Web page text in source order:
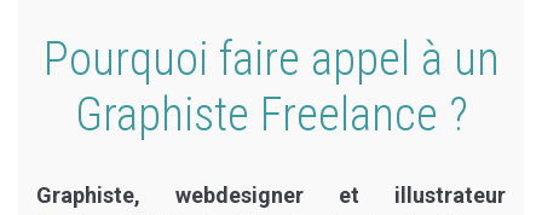
Pourquoi faire appel à un
Graphiste Freelance ?
Graphiste, webdesigner et illustrateur